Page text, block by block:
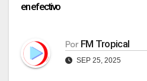
en efectivo
Por FM Tropical
SEP 25, 2025